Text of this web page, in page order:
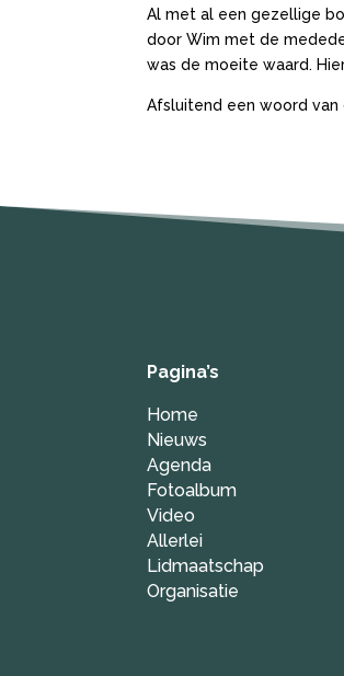
Al met al een gezellige
door Wim met de
was de moeite waard.
Afsluitend een woord van
Pagina’s
Home
Nieuws
Agenda
Fotoalbum
Video
Allerlei
Lidmaatschap
Organisatie